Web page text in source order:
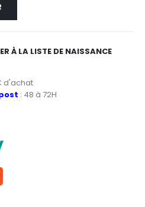
À LA LISTE DE NAISSANCE
d'achat
: 48 à 72H